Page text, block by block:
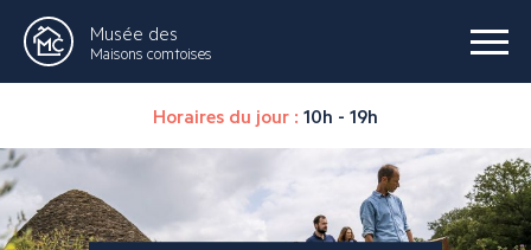
Musée des
Maisons comtoises
Horaires du jour : 10h - 19h